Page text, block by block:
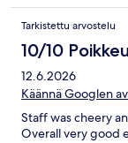
Tarkistettu arvostelu
10/10
12.6.2026
Käännä Googlen
Staff was cheery
Overall very good